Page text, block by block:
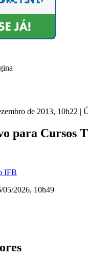
de 2013, 10h22 |
para Cursos
IFB
05/2026, 10h49